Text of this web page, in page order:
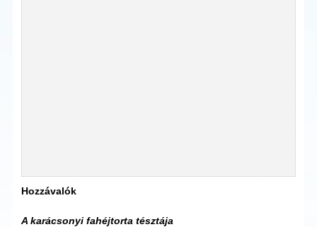
Hozzávalók
A karácsonyi fahéjtorta tésztája